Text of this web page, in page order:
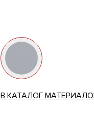
В КАТАЛОГ